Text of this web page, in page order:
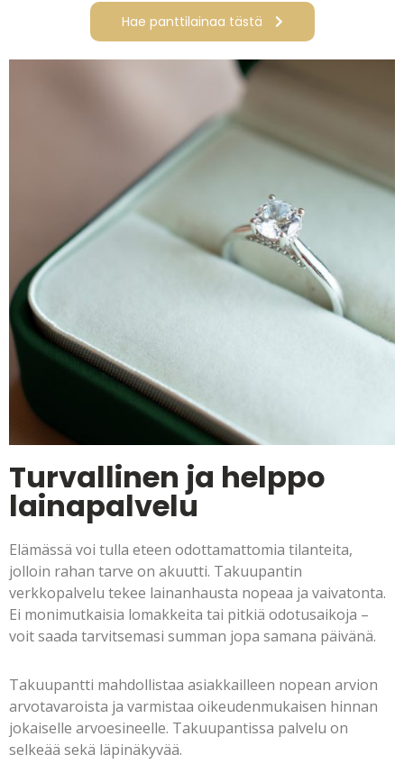
Hae panttilainaa tästä
Turvallinen ja helppo
lainapalvelu
Elämässä voi tulla eteen odottamattomia tilanteita,
jolloin rahan tarve on akuutti. Takuupantin
verkkopalvelu tekee lainanhausta nopeaa ja vaivatonta.
Ei monimutkaisia lomakkeita tai pitkiä odotusaikoja –
voit saada tarvitsemasi summan jopa samana päivänä.
Takuupantti mahdollistaa asiakkailleen nopean arvion
arvotavaroista ja varmistaa oikeudenmukaisen hinnan
jokaiselle arvoesineelle. Takuupantissa palvelu on
selkeää sekä läpinäkyvää.